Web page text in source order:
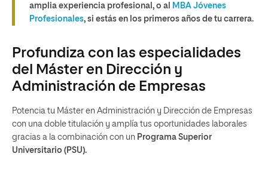
amplia experiencia profesional, o al
MBA Jóvenes
Profesionales, si estás en los primeros años de tu carrera.
Profundiza con las especialidades
del Máster en Dirección y
Administración de Empresas
Potencia tu Máster en Administración y Dirección de Empresas
con una doble titulación y amplía tus oportunidades laborales
gracias a la combinación con un Programa Superior
Universitario (PSU).